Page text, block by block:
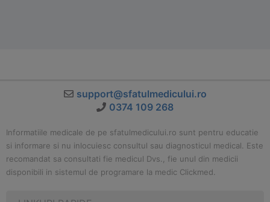
support@sfatulmedicului.ro
0374 109 268
Informatiile medicale de pe sfatulmedicului.ro sunt pentru educatie
si informare si nu inlocuiesc consultul sau diagnosticul medical. Este
recomandat sa consultati fie medicul Dvs., fie unul din medicii
disponibili in sistemul de programare la medic Clickmed.